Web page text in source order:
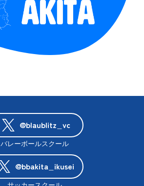
@blaublitz_vc
バレーボールスクール
@bbakita_ikusei